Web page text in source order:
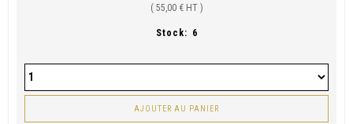
( 55,00 € HT )
Stock: 6
AJOUTER AU PANIER